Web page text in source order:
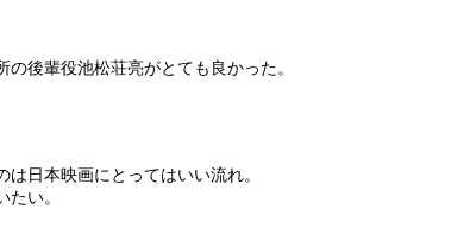
後輩役池松荘亮がとても良かった。
日本映画にとってはいい流れ。
い。